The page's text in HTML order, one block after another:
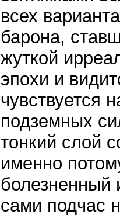
всех
барона,
жуткой
эпохи и
чувствуется
подземных
тонкий слой
именно
болезненный
сами подчас